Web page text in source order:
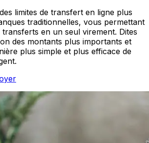
limites de transfert en ligne plus
traditionnelles, vous permettant
transferts en un seul virement. Dites
des montants plus importants et
plus simple et plus efficace de